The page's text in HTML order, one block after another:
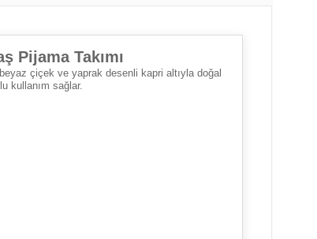
Pijama Takımı
çiçek ve yaprak desenli kapri altıyla doğal
kullanım sağlar.